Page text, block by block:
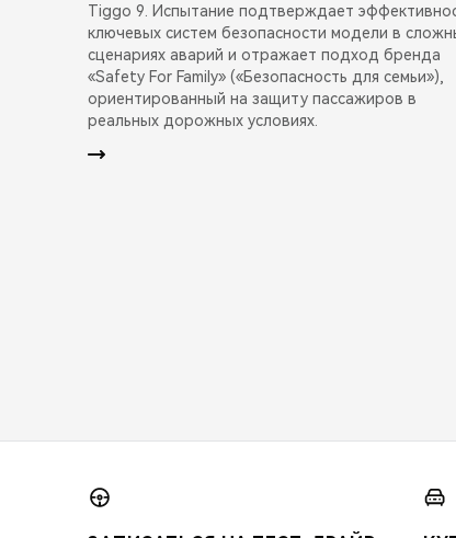
Tiggo 9. Испытание подтверждает
ключевых систем безопасности модели в
сценариях аварий и отражает подход бренда
«Safety For Family» («Безопасность для семьи»),
ориентированный на защиту пассажиров в
реальных дорожных условиях.